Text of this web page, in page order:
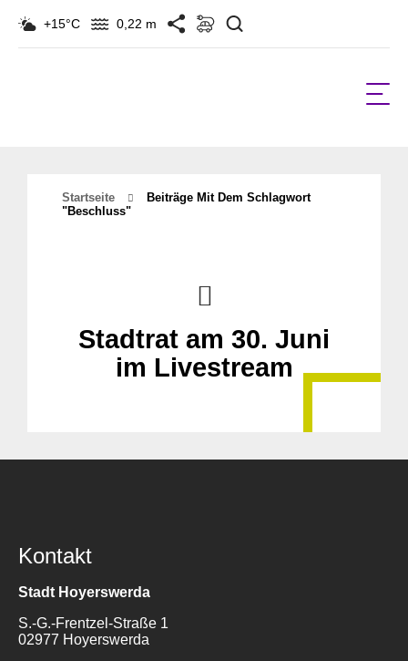
+15°C 0,22 m
Startseite
Beiträge Mit Dem Schlagwort
"Beschluss"
Stadtrat am 30. Juni
im Livestream
Kontakt
Stadt Hoyerswerda
S.-G.-Frentzel-Straße 1
02977 Hoyerswerda